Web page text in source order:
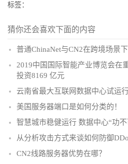
标签：
猜你还会喜欢下面的内容
普通ChinaNet与CN2在跨境场景
2019中国国际智能产业博览会在
投资8169 亿元
云南省最大互联网数据中心试运
美国服务器端口是如何分类的！
智慧城市稳健运行 数据中心“功不
从分析攻击方式来谈如何防御
CN2线路服务器优势在哪？